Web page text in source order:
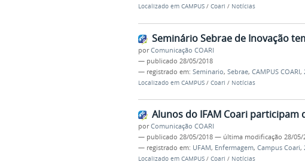
Localizado em CAMPUS / Coari / Notícias
Seminário Sebrae de Inovação
porComunicação COARI
— publicado 28/05/2018
— registrado em: Seminario, Sebrae, CAMPUS COARI,
Localizado em CAMPUS / Coari / Notícias
Alunos do IFAM Coari participam
porComunicação COARI
— publicado 28/05/2018 — última modificação 28/05/
— registrado em: UFAM, Enfermagem, Campus Coari,
Localizado em CAMPUS / Coari / Notícias